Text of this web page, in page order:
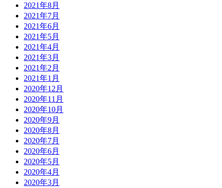
2021年8月
2021年7月
2021年6月
2021年5月
2021年4月
2021年3月
2021年2月
2021年1月
2020年12月
2020年11月
2020年10月
2020年9月
2020年8月
2020年7月
2020年6月
2020年5月
2020年4月
2020年3月